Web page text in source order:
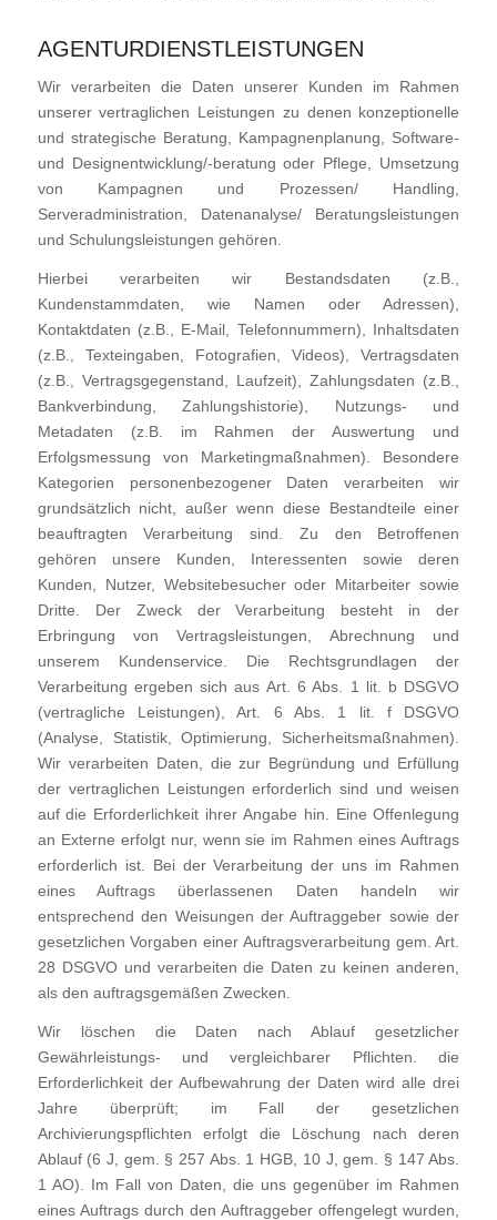
AGENTURDIENSTLEISTUNGEN
Wir verarbeiten die Daten unserer Kunden im Rahmen
unserer vertraglichen Leistungen zu denen konzeptionelle
und strategische Beratung, Kampagnenplanung, Software-
und Designentwicklung/-beratung oder Pflege, Umsetzung
von Kampagnen und Prozessen/ Handling,
Serveradministration, Datenanalyse/ Beratungsleistungen
und Schulungsleistungen gehören.
Hierbei verarbeiten wir Bestandsdaten (z.B.,
Kundenstammdaten, wie Namen oder Adressen),
Kontaktdaten (z.B., E-Mail, Telefonnummern), Inhaltsdaten
(z.B., Texteingaben, Fotografien, Videos), Vertragsdaten
(z.B., Vertragsgegenstand, Laufzeit), Zahlungsdaten (z.B.,
Bankverbindung, Zahlungshistorie), Nutzungs- und
Metadaten (z.B. im Rahmen der Auswertung und
Erfolgsmessung von Marketingmaßnahmen). Besondere
Kategorien personenbezogener Daten verarbeiten wir
grundsätzlich nicht, außer wenn diese Bestandteile einer
beauftragten Verarbeitung sind. Zu den Betroffenen
gehören unsere Kunden, Interessenten sowie deren
Kunden, Nutzer, Websitebesucher oder Mitarbeiter sowie
Dritte. Der Zweck der Verarbeitung besteht in der
Erbringung von Vertragsleistungen, Abrechnung und
unserem Kundenservice. Die Rechtsgrundlagen der
Verarbeitung ergeben sich aus Art. 6 Abs. 1 lit. b DSGVO
(vertragliche Leistungen), Art. 6 Abs. 1 lit. f DSGVO
(Analyse, Statistik, Optimierung, Sicherheitsmaßnahmen).
Wir verarbeiten Daten, die zur Begründung und Erfüllung
der vertraglichen Leistungen erforderlich sind und weisen
auf die Erforderlichkeit ihrer Angabe hin. Eine Offenlegung
an Externe erfolgt nur, wenn sie im Rahmen eines Auftrags
erforderlich ist. Bei der Verarbeitung der uns im Rahmen
eines Auftrags überlassenen Daten handeln wir
entsprechend den Weisungen der Auftraggeber sowie der
gesetzlichen Vorgaben einer Auftragsverarbeitung gem. Art.
28 DSGVO und verarbeiten die Daten zu keinen anderen,
als den auftragsgemäßen Zwecken.
Wir löschen die Daten nach Ablauf gesetzlicher
Gewährleistungs- und vergleichbarer Pflichten. die
Erforderlichkeit der Aufbewahrung der Daten wird alle drei
Jahre überprüft; im Fall der gesetzlichen
Archivierungspflichten erfolgt die Löschung nach deren
Ablauf (6 J, gem. § 257 Abs. 1 HGB, 10 J, gem. § 147 Abs.
1 AO). Im Fall von Daten, die uns gegenüber im Rahmen
eines Auftrags durch den Auftraggeber offengelegt wurden,